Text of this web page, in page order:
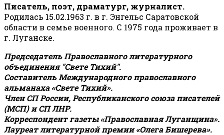
Писатель, поэт, драматург, журналист.
Родилась 15.02.1963 г. в г. Энгельс Саратовской
области в семье военного. С 1975 года проживает в
г. Луганске.
Председатель Православного литературного
объединения "Свете Тихий".
Составитель Международного православного
альманаха «Свете Тихий».
Член СП России, Республиканского союза писателей
(МСП) и СП ЛНР.
Корреспондент газеты «Православная Луганщина».
Лауреат литературной премии «Олега Бишерева».